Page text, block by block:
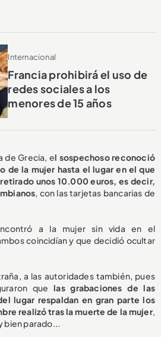
Internacional
Francia prohibirá el uso de
redes sociales a los
menores de 15 años
de Grecia, el sospechoso reconoció
de la mujer hasta el lugar en el que
unos 10.000 euros, es decir,
, con las tarjetas bancarias de
a la mujer sin vida en el
coincidían y que decidió ocultar
a las autoridades también, pues
quelas grabaciones de las
lugar respaldan en gran parte los
realizó tras la muerte de la mujer,
bien parado...